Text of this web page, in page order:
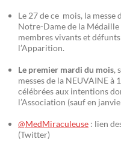
Le 27 de ce mois, la messe
Notre-Dame de la
membres vivants et
l’Apparition.
Le premier mardi du mois,
messes de la NEUVAINE à
célébrées aux intentions
l’Association (sauf en
@MedMiraculeuse : lien
(Twitter)